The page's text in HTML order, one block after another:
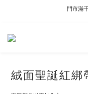
新自製款系列
門市滿
絨面聖誕紅綁